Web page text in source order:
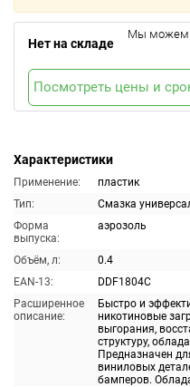
Характеристики
Применение:
пластик
Тип:
Смазка
Форма
выпуска:
аэрозоль
Объём, л:
0.4
EAN-13:
DDF1804C
Расширенное
описание:
Быстро и
никотиновые
выгорания,
структуру,
Предназначен
виниловых
бамперов.
Нет на складе
Мы можем
Посмотреть цены и